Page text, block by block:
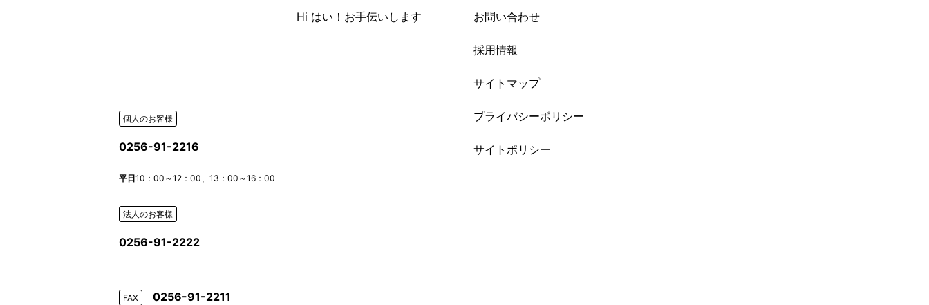
Hi はい！お手伝いします お問い合わせ
採用情報
サイトマップ
プライバシーポリシー
サイトポリシー
個人のお客様
0256-91-2216
平日10：00～12：00、13：00～16：00
法人のお客様
0256-91-2222
FAX 0256-91-2211